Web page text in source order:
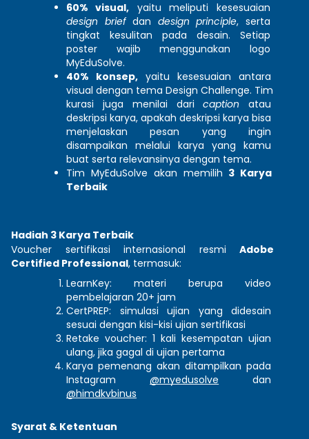
60% visual,
design brief dan design principle, serta
tingkat kesulitan pada desain. Setiap
poster wajib menggunakan logo
MyEduSolve.
40% konsep, yaitu kesesuaian antara
visual dengan tema Design Challenge. Tim
kurasi juga menilai dari caption atau
deskripsi karya, apakah deskripsi karya bisa
menjelaskan pesan yang ingin
disampaikan melalui karya yang kamu
buat serta relevansinya dengan tema.
Tim MyEduSolve akan memilih 3 Karya
Terbaik
Hadiah 3 Karya Terbaik
Voucher sertifikasi internasional resmi Adobe
Certified Professional, termasuk:
LearnKey: materi berupa video
pembelajaran 20+ jam
CertPREP: simulasi ujian yang didesain
sesuai dengan kisi-kisi ujian sertifikasi
Retake voucher: 1 kali kesempatan ujian
ulang, jika gagal di ujian pertama
Karya pemenang akan ditampilkan pada
Instagram @myedusolve
@himdkvbinus
Syarat & Ketentuan